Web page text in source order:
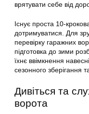
врятувати себе від
Існує проста 10-
дотримуватися. Для
перевірку гаражних
підготовка до зими
їхнє ввімкнення
сезонного зберігання
Дивіться та
ворота